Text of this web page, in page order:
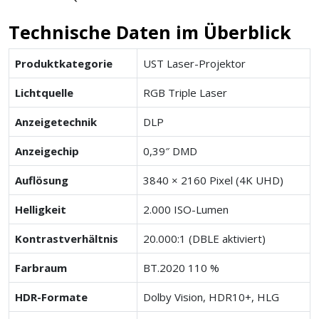
Technische Daten im Überblick
Produktkategorie UST Laser-Projektor
Lichtquelle RGB Triple Laser
Anzeigetechnik DLP
Anzeigechip 0,39″ DMD
Auflösung 3840 × 2160 Pixel (4K UHD)
Helligkeit 2.000 ISO-Lumen
Kontrastverhältnis 20.000:1 (DBLE aktiviert)
Farbraum BT.2020 110 %
HDR-Formate Dolby Vision, HDR10+, HLG